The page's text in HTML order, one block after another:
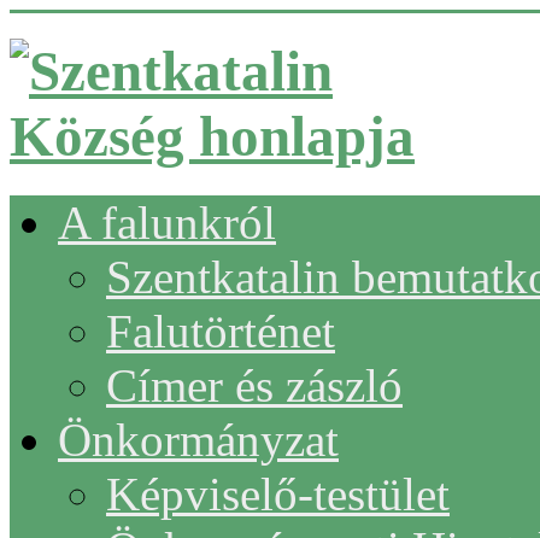
A falunkról
Szentkatalin
Falutörténet
Címer és zászló
Önkormányzat
Képviselő-testület